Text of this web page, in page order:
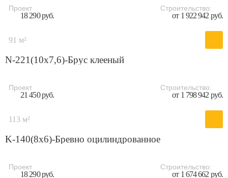
Проект
18 290 руб.
Строительство:
от 1 922 942 руб.
91 м²
N-221(10x7,6)-Брус клееный
Проект
21 450 руб.
Строительство:
от 1 798 942 руб.
113 м²
K-140(8х6)-Бревно оцилиндрованное
Проект
18 290 руб.
Строительство:
от 1 674 662 руб.